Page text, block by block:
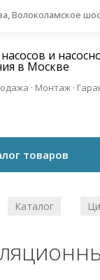
Волоколамское
· Монтаж ·
товаров
Каталог